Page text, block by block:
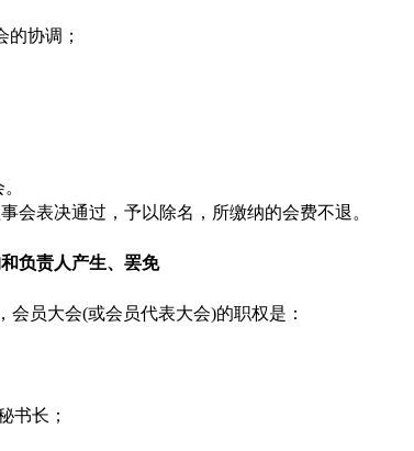
协调；
会表决通过，予以除名，所缴纳的会费不退。
负责人产生、罢免
会员大会(或会员代表大会)的职权是：
书长；